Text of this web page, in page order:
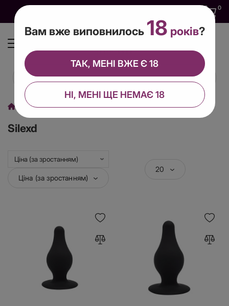
0
Виробник Silexd
Silexd
Ціна (за зростанням)
20
Вам вже виповнилось 18 років?
НІ, МЕНІ ЩЕ НЕМАЄ 18
ТАК, МЕНІ ВЖЕ Є 18